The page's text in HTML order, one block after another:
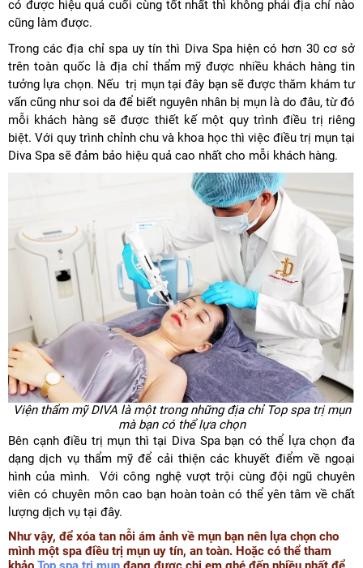
có được hiệu quả cuối cùng tốt nhất thì không phải địa chỉ nào
cũng làm được.
Trong các địa chỉ spa uy tín thì Diva Spa hiện có hơn 30 cơ sở
trên toàn quốc là địa chỉ thẩm mỹ được nhiều khách hàng tin
tưởng lựa chọn. Nếu trị mụn tại đây bạn sẽ được thăm khám tư
vấn cũng như soi da để biết nguyên nhân bị mụn là do đâu, từ đó
mỗi khách hàng sẽ được thiết kế một quy trình điều trị riêng
biệt. Với quy trình chỉnh chu và khoa học thì việc điều trị mụn tại
Diva Spa sẽ đảm bảo hiệu quả cao nhất cho mỗi khách hàng.
Viện thẩm mỹ DIVA là một trong những địa chỉ Top spa trị mụn
mà bạn có thể lựa chọn
Bên cạnh điều trị mụn thì tại Diva Spa bạn có thể lựa chọn đa
dạng dịch vụ thẩm mỹ để cải thiện các khuyết điểm về ngoại
hình của mình. Với công nghệ vượt trội cùng đội ngũ chuyên
viên có chuyên môn cao bạn hoàn toàn có thể yên tâm về chất
lượng dịch vụ tại đây.
Như vậy, để xóa tan nỗi ám ảnh về mụn bạn nên lựa chọn cho
mình một spa điều trị mụn uy tín, an toàn. Hoặc có thể tham